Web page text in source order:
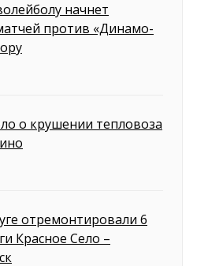
начнет
против «Динамо-
о крушении тепловоза
отремонтировали 6
Красное Село –